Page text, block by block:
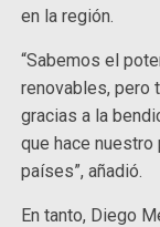
en la región.
“Sabemos el
renovables, pero
gracias a la
que hace
países”, añadió.
En tanto, Diego